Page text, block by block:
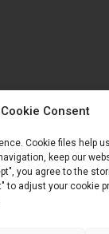
Consent
Cookie files help
keep our
you agree to the
to adjust your cookie